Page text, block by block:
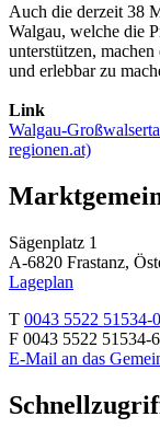
Auch die derzeit 38
Walgau, welche die
unterstützen,
und erlebbar zu
Link
Walgau-
regionen.at)
Sägenplatz 1
A-6820 Frastanz,
Lageplan
T 0043 5522 51534-0
F 0043 5522 51534-6
E-Mail an das